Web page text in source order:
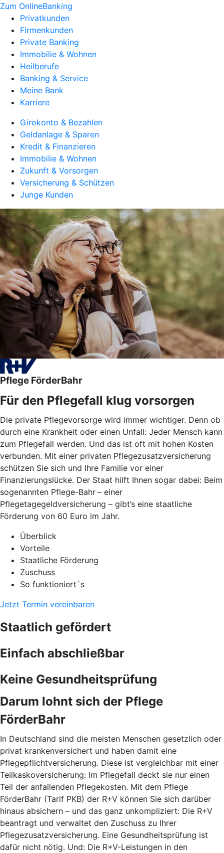
Zum OnlineBanking
Privatkunden
Firmenkunden
Private Banking
Immobilie & Wohnen
Heilberufe
Banking & Service
Meine Bank
Karriere
Girokonto & Bezahlen
Geldanlage & Sparen
Kredit & Finanzieren
Immobilie & Wohnen
Zukunft & Vorsorgen
Versicherung & Schützen
Junge Kunden
Pflege FörderBahr
Für den Pflegefall klug vorsorgen
Die private Pflegevorsorge wird immer wichtiger. Denn ob
durch eine Krankheit oder einen Unfall: Jeder Mensch kann
zum Pflegefall werden. Und das ist oft mit hohen Kosten
verbunden. Mit einer privaten Pflegezusatzversicherung
schützen Sie sich und Ihre Familie vor einer
Finanzierungslücke. Der Staat hilft Ihnen sogar dabei: Beim
sogenannten Pflege-Bahr – einer
Pflegetagegeldversicherung – gibt’s eine staatliche
Förderung von 60 Euro im Jahr.
Überblick
Vorteile
Staatliche Förderung
Zuschuss
So funktioniert´s
Jetzt Termin vereinbaren
Staatlich gefördert
Einfach abschließbar
Keine Gesundheitsprüfung
Darum lohnt sich der Pflege
FörderBahr
In Deutschland sind die meisten Menschen gesetzlich oder
privat krankenversichert und haben damit eine
Pflegepflichtversicherung. Diese ist vergleichbar mit einer
Teilkaskoversicherung: Im Pflegefall deckt sie nur einen
Teil der anfallenden Pflegekosten. Mit dem Pflege
FörderBahr (Tarif PKB) der R+V können Sie sich darüber
hinaus absichern – und das ganz unkompliziert: Die R+V
beantragt und verwaltet den Zuschuss zu Ihrer
Pflegezusatzversicherung. Eine Gesundheitsprüfung ist
dafür nicht nötig. Und: Die R+V-Leistungen in den